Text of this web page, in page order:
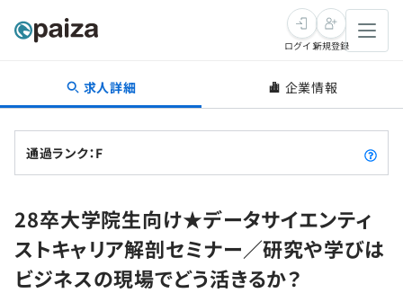
転職・キャリア
転職成功ガイド
転職エージェント
インタビュー
転職成功ガイド
新卒就活
求人検索
本選考
学習
スキルチェック
ログイン新規登録
求人詳細 企業情報
通過ランク：F
28卒大学院生向け★データサイエンティ
ストキャリア解剖セミナー／研究や学びは
ビジネスの現場でどう活きるか？